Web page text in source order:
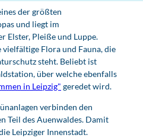
der größten
und liegt im
Elster, Pleiße und Luppe.
Flora und Fauna, die
steht. Beliebt ist
über welche ebenfalls
in Leipzig" geredet wird.
verbinden den
Teil des Auenwaldes. Damit
Leipziger Innenstadt.